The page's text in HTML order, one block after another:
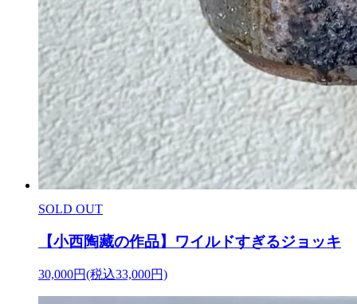
SOLD OUT
【小西陶藏の作品】ワイルドすぎるジョッキ
30,000円(税込33,000円)